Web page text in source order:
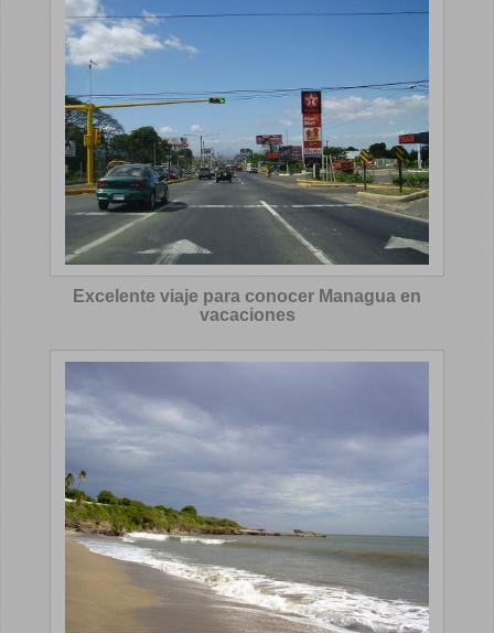
Excelente viaje para conocer Managua en
vacaciones